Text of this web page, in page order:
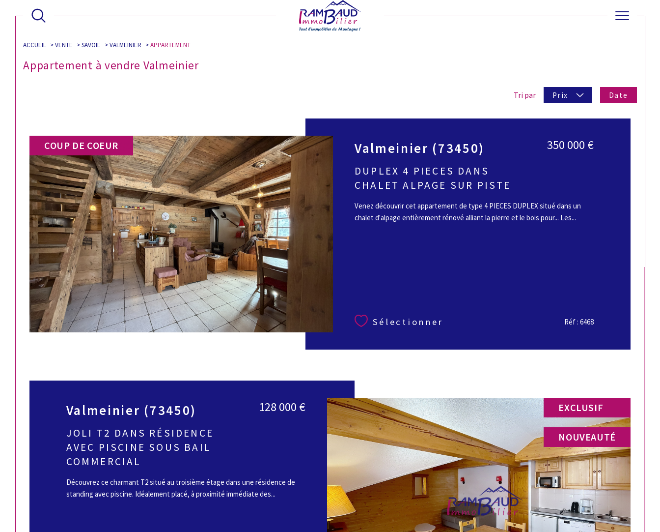
ACCUEIL VENTE SAVOIE VALMEINIER APPARTEMENT
Appartement à vendre Valmeinier
Tri par Prix Date
Valmeinier (73450)
DUPLEX 4 PIECES DANS
CHALET ALPAGE SUR PISTE
350 000 €
Venez découvrir cet appartement de type 4 PIECES DUPLEX situé dans un
chalet d'alpage entièrement rénové alliant la pierre et le bois pour... Les...
Sélectionner Réf : 6468
COUP DE COEUR
Valmeinier (73450)
JOLI T2 DANS RÉSIDENCE
AVEC PISCINE SOUS BAIL
COMMERCIAL
128 000 €
Découvrez ce charmant T2 situé au troisième étage dans une résidence de
standing avec piscine. Idéalement placé, à proximité immédiate des...
EXCLUSIF
NOUVEAUTÉ